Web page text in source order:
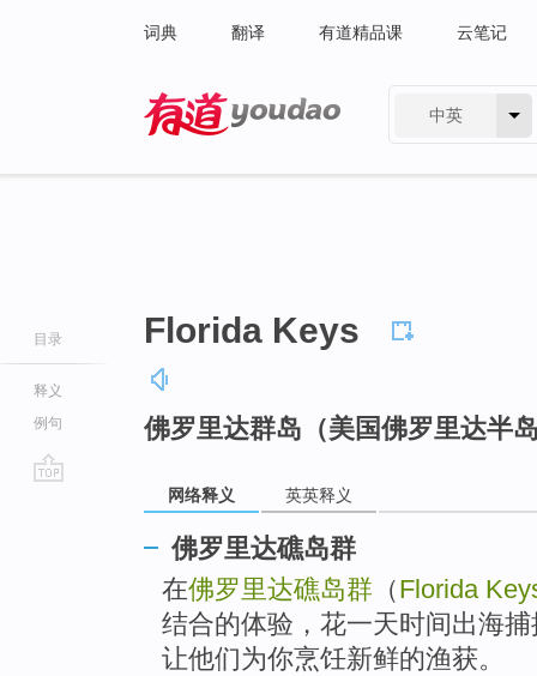
词典 翻译 有道精品课 云笔记
中英
目录
释义
例句
Florida Keys
佛罗里达群岛（美国佛罗里达半
网络释义 英英释义
佛罗里达礁岛群
在佛罗里达礁岛群 （Florida
结合的体验，花一天时间出海
让他们为你烹饪新鲜的渔获。